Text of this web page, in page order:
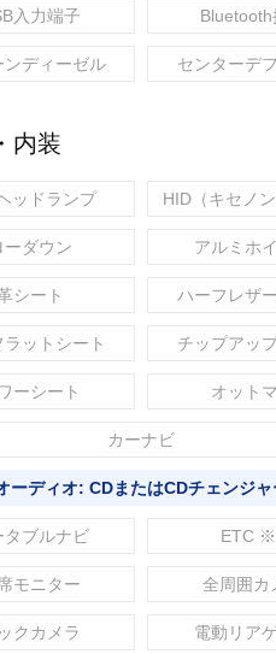
入力端子 Bluetooth
ンディーゼル センターデ
内装
ッドランプ HID（キセノン
ーダウン アルミホ
シート ハーフレザ
ラットシート チップアッ
ーシート オット
カーナビ
ーディオ: CDまたはCDチェンジャ
タブルナビ ETC
モニター 全周囲カ
クカメラ 電動リア